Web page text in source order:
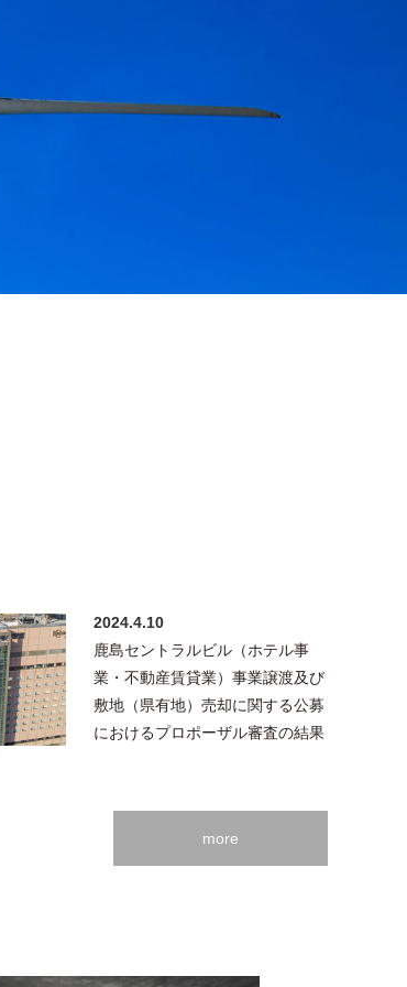
2024.4.10
鹿島セントラルビル（ホテル事
業・不動産賃貸業）事業譲渡及び
敷地（県有地）売却に関する公募
におけるプロポーザル審査の結果
more